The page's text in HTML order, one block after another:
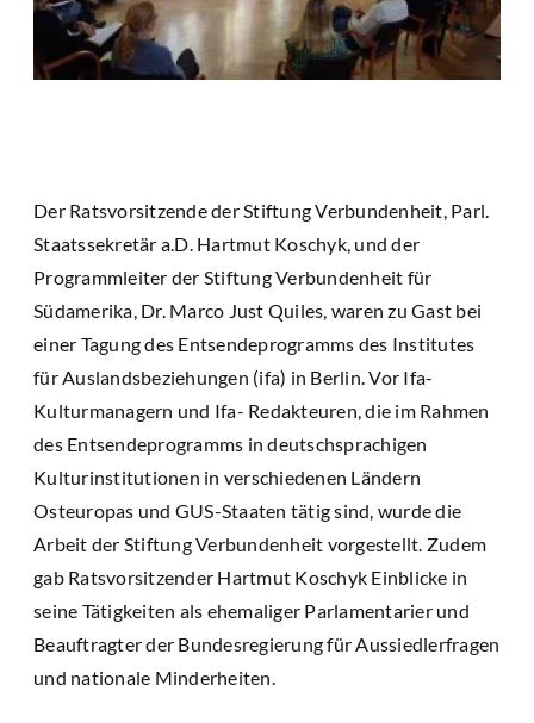
Der Ratsvorsitzende der Stiftung Verbundenheit, Parl.
Staatssekretär a.D. Hartmut Koschyk, und der
Programmleiter der Stiftung Verbundenheit für
Südamerika, Dr. Marco Just Quiles, waren zu Gast bei
einer Tagung des Entsendeprogramms des Institutes
für Auslandsbeziehungen (ifa) in Berlin. Vor Ifa-
Kulturmanagern und Ifa- Redakteuren, die im Rahmen
des Entsendeprogramms in deutschsprachigen
Kulturinstitutionen in verschiedenen Ländern
Osteuropas und GUS-Staaten tätig sind, wurde die
Arbeit der Stiftung Verbundenheit vorgestellt. Zudem
gab Ratsvorsitzender Hartmut Koschyk Einblicke in
seine Tätigkeiten als ehemaliger Parlamentarier und
Beauftragter der Bundesregierung für Aussiedlerfragen
und nationale Minderheiten.